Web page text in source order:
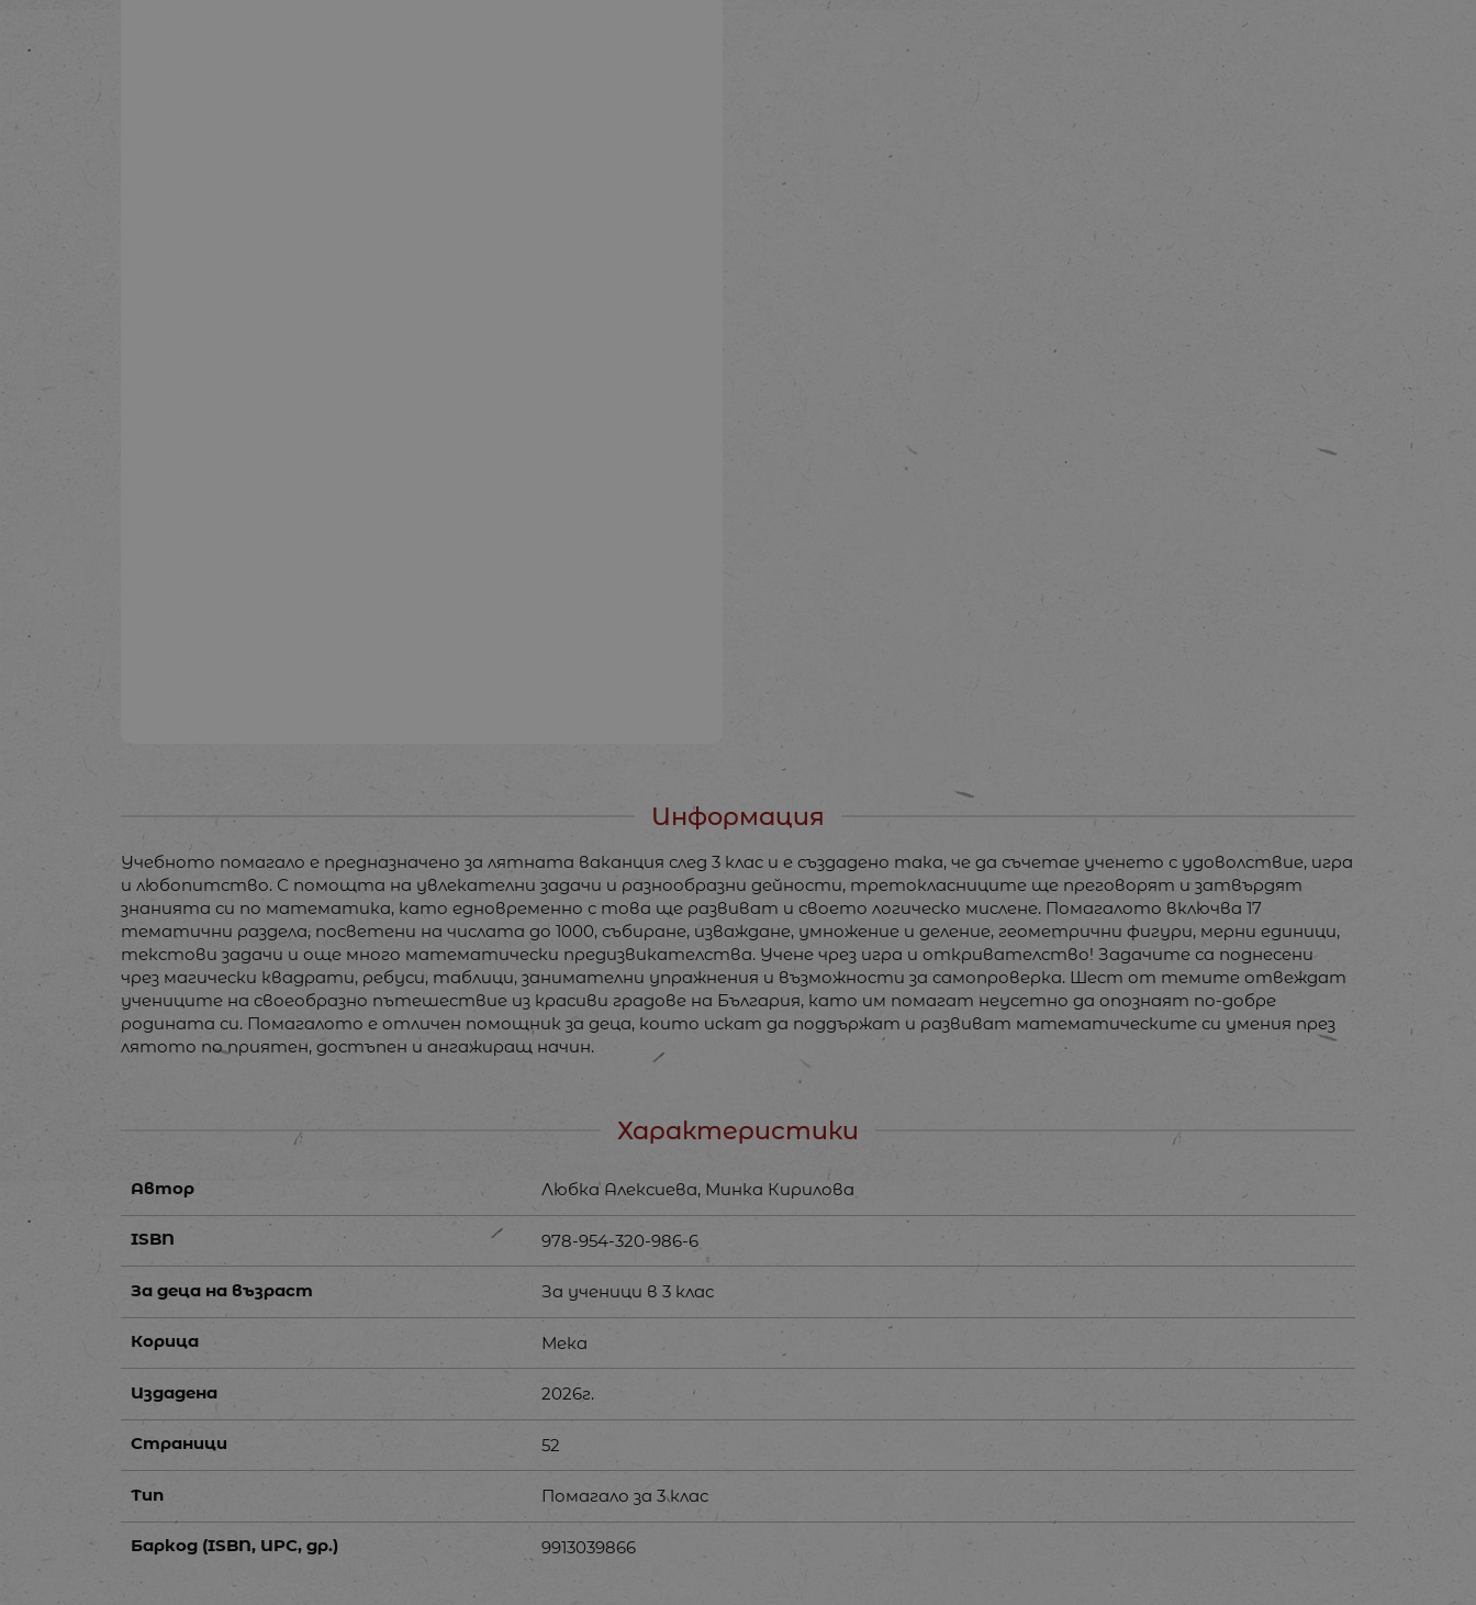
Информация
Учебното помагало е предназначено за лятната ваканция след 3 клас и е създадено така, че да съчетае ученето с удоволствие, игра
и любопитство. С помощта на увлекателни задачи и разнообразни дейности, третокласниците ще преговорят и затвърдят
знанията си по математика, като едновременно с това ще развиват и своето логическо мислене. Помагалото включва 17
тематични раздела, посветени на числата до 1000, събиране, изваждане, умножение и деление, геометрични фигури, мерни единици,
текстови задачи и още много математически предизвикателства. Учене чрез игра и откривателство! Задачите са поднесени
чрез магически квадрати, ребуси, таблици, занимателни упражнения и възможности за самопроверка. Шест от темите отвеждат
учениците на своеобразно пътешествие из красиви градове на България, като им помагат неусетно да опознаят по-добре
родината си. Помагалото е отличен помощник за деца, които искат да поддържат и развиват математическите си умения през
лятото по приятен, достъпен и ангажиращ начин.
Характеристики
Автор Любка Алексиева, Минка Кирилова
ISBN 978-954-320-986-6
За деца на възраст За ученици в 3 клас
Корица Мека
Издадена 2026г.
Страници 52
Тип Помагало за 3 клас
Баркод (ISBN, UPC, др.) 9913039866